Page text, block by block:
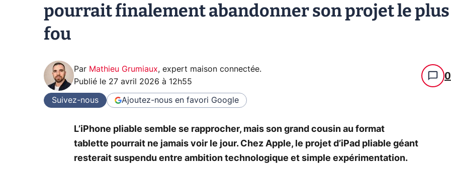
pourrait finalement abandonner son projet le plus
fou
Par Mathieu Grumiaux, expert maison connectée.
Publié le 27 avril 2026 à 12h55 0
Suivez-nous Ajoutez-nous en favori Google
L’iPhone pliable semble se rapprocher, mais son grand cousin au format
tablette pourrait ne jamais voir le jour. Chez Apple, le projet d’iPad pliable géant
resterait suspendu entre ambition technologique et simple expérimentation.